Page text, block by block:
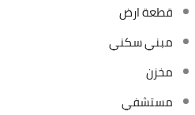
قطعة ارض
مبني سكني
مخزن
مستشفي